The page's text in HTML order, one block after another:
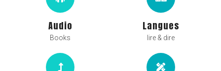
Audio
Books
Langues
lire & dire